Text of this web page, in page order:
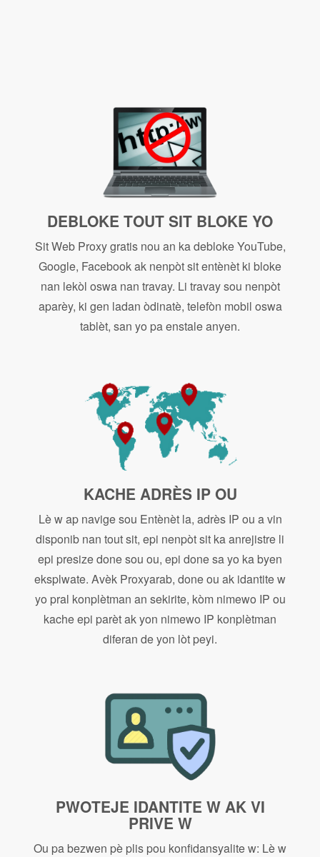
DEBLOKE TOUT SIT BLOKE YO
Sit Web Proxy gratis nou an ka debloke YouTube,
Google, Facebook ak nenpòt sit entènèt ki bloke
nan lekòl oswa nan travay. Li travay sou nenpòt
aparèy, ki gen ladan òdinatè, telefòn mobil oswa
tablèt, san yo pa enstale anyen.
KACHE ADRÈS IP OU
Lè w ap navige sou Entènèt la, adrès IP ou a vin
disponib nan tout sit, epi nenpòt sit ka anrejistre li
epi presize done sou ou, epi done sa yo ka byen
eksplwate. Avèk Proxyarab, done ou ak idantite w
yo pral konplètman an sekirite, kòm nimewo IP ou
kache epi parèt ak yon nimewo IP konplètman
diferan de yon lòt peyi.
PWOTEJE IDANTITE W AK VI
PRIVE W
Ou pa bezwen pè plis pou konfidansyalite w: Lè w